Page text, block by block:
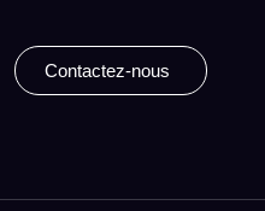
Contactez-nous